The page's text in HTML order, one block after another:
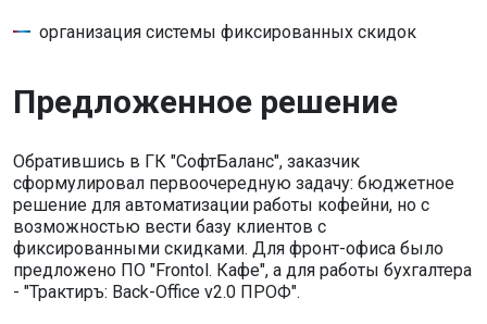
организация системы фиксированных скидок
Предложенное решение
Обратившись в ГК "СофтБаланс", заказчик
сформулировал первоочередную задачу: бюджетное
решение для автоматизации работы кофейни, но с
возможностью вести базу клиентов с
фиксированными скидками. Для фронт-офиса было
предложено ПО "Frontol. Кафе", а для работы бухгалтера
- "Трактиръ: Back-Office v2.0 ПРОФ".